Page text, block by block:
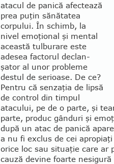
atacul de panică afectează
prea puţin sănătatea
corpului. În schimb, la
nivel emoţional şi mental
această tulburare este
adesea factorul declan­
şator al unor probleme
destul de serioase. De ce?
Pen­tru că senzaţia de lipsă
de control din timpul
atacului, pe de o parte, şi
parte, produc gânduri şi
după un atac de panică
a nu fi exclus de cei
orice loc sau situaţie care ar
cauză devine foarte